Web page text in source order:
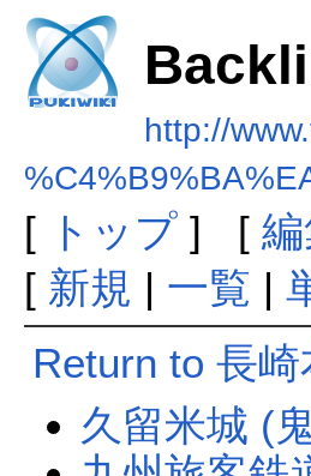
http://
[ トップ] [
[ 新規 | 一覧 |
Return to 長崎
久留米城 (